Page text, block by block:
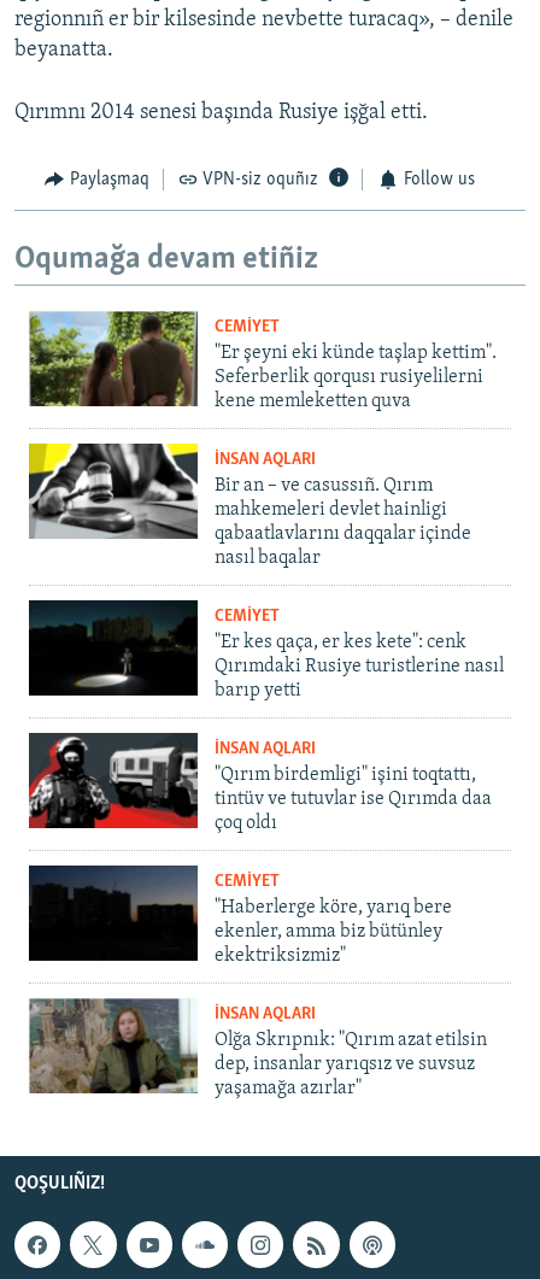
regionnıñ er bir kilsesinde nevbette turacaq», – denile
beyanatta.
Qırımnı 2014 senesi başında Rusiye işğal etti.
Paylaşmaq VPN-siz oquñız Follow us
Oqumağa devam etiñiz
CEMİYET
"Er şeyni eki künde taşlap kettim".
Seferberlik qorqusı rusiyelilerni
kene memleketten quva
İNSAN AQLARI
Bir an – ve casussıñ. Qırım
mahkemeleri devlet hainligi
qabaatlavlarını daqqalar içinde
nasıl baqalar
CEMİYET
"Er kes qaça, er kes kete": cenk
Qırımdaki Rusiye turistlerine nasıl
barıp yetti
İNSAN AQLARI
"Qırım birdemligi" işini toqtattı,
tintüv ve tutuvlar ise Qırımda daa
çoq oldı
CEMİYET
"Haberlerge köre, yarıq bere
ekenler, amma biz bütünley
ekektriksizmiz"
İNSAN AQLARI
Olğa Skrıpnık: "Qırım azat etilsin
dep, insanlar yarıqsız ve suvsuz
yaşamağa azırlar"
QOŞULIÑIZ!